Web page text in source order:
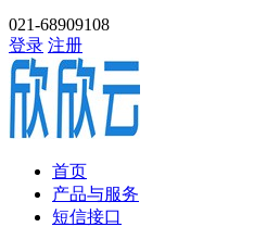
021-68909108
登录 注册
首页
产品与服务
短信接口